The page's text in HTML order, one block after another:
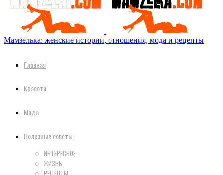
Мамзелька: женские истории, отношения, мода и рецепты
Главная
Красота
Мода
Полезные советы
ИНТЕРЕСНОЕ
ЖИЗНЬ
РЕЦЕПТЫ